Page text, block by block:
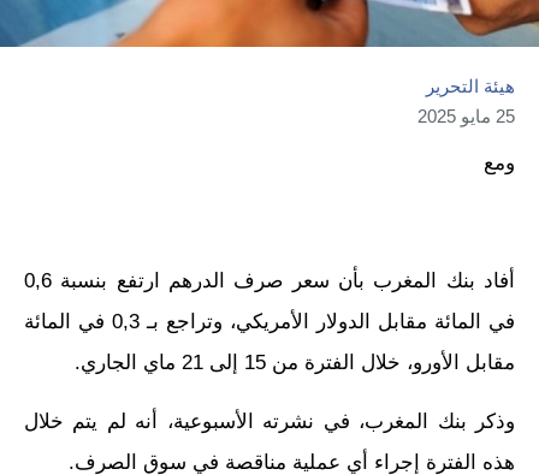
هيئة التحرير
25 مايو 2025
ومع
أفاد بنك المغرب بأن سعر صرف الدرهم ارتفع بنسبة 0,6
في المائة مقابل الدولار الأمريكي، وتراجع بـ 0,3 في المائة
مقابل الأورو، خلال الفترة من 15 إلى 21 ماي الجاري.
وذكر بنك المغرب، في نشرته الأسبوعية، أنه لم يتم خلال
هذه الفترة إجراء أي عملية مناقصة في سوق الصرف.